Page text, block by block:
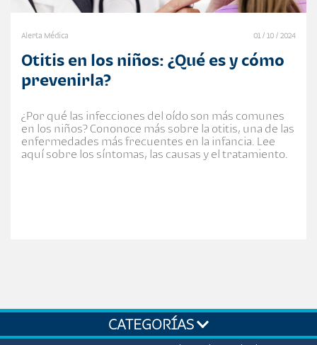
Alerta Médica 01 / 10 / 2024
Otitis en los niños: ¿Qué es y cómo
prevenirla?
¿Por qué las infecciones del oído son más comunes
en los niños? Cononoce más sobre la otitis, una de las
enfermedades más frecuentes en la infancia. Lee
aquí sobre los síntomas, las causas y el tratamiento.
CATEGORÍAS